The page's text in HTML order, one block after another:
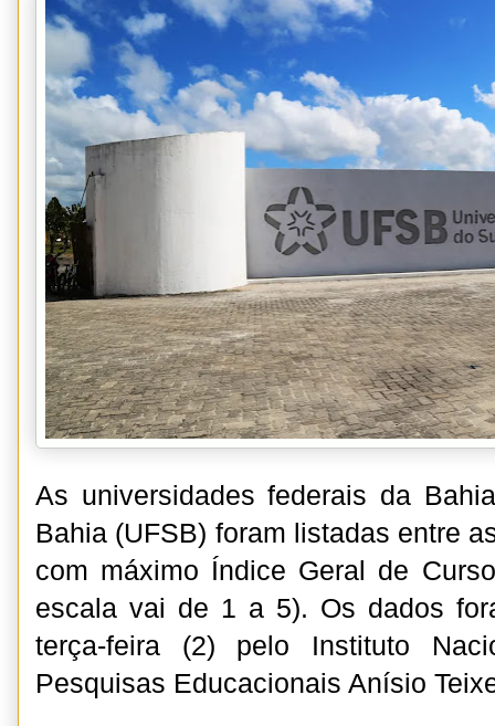
As universidades federais da
Bahia (UFSB) foram listadas entre
com máximo Índice Geral de
escala vai de 1 a 5). Os dados
terça-feira (2) pelo Instituto
Pesquisas Educacionais Anísio